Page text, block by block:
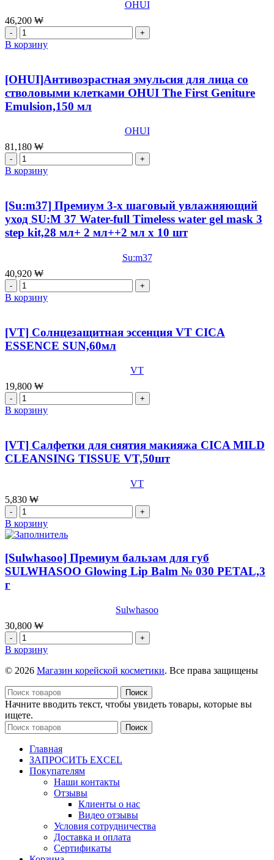
Advancer
Emulsion,130
мл
OHUI
46,200 ₩
Количество
товара
[OHUI]Пенка
умывания
OHUI
The
First
Cleanser,200
мл
В корзину
[OHUI]Антивозрастная эмульсия для лица со
стволовыми клетками OHUI The First Geniture
Emulsion,150 мл
OHUI
81,180 ₩
Количество
товара
[OHUI]Антивозрастная
лица
со
стволовыми
First
Geniture
Emulsion,150
В корзину
[Su:m37] Премиум 3-х шаговый увлажняющий
уход SU:M 37 Water-full Timeless water gel mask 3
step kit,28 мл+ 2 мл++2 мл x 10 шт
Su:m37
40,920 ₩
Количество
товара
[Su:m37]
3-
х
шаговый
SU:M
37
Water-
full
gel
mask
мл+
2
мл++2
мл
10
шт
В корзину
[VT] Солнцезащитная эссенция VT CICA
ESSENCE SUN,60мл
VT
19,800 ₩
Количество
товара
[VT]
эссенция
VT
CICA
В корзину
[VT] Салфетки для снятия макияжа CICA MILD
CLEANSING TISSUE VT,50шт
VT
5,830 ₩
Количество
товара
[VT]
для
снятия
макияжа
TISSUE
VT,50шт
В корзину
[Sulwhasoo] Премиум бальзам для губ
SULWHASOO Glowing Lip Balm № 030 PETAL,3
г
Sulwhasoo
30,800 ₩
Количество
товара
[Sulwhasoo]
Премиум
для
губ
SULWHASOO
Glowing
Lip
Balm
№
030
PETAL,3
В корзину
© 2026 Магазин корейской косметики. Все права защищены
Поиск
Начните вводить текст, чтобы увидеть товары, которые вы
ищете.
Поиск
Главная
ЗАПРОСИТЬ EXCEL
Покупателям
Наши контакты
Отзывы
Клиенты о нас
Видео отзывы
Условия сотрудничества
Доставка и оплата
Сертификаты